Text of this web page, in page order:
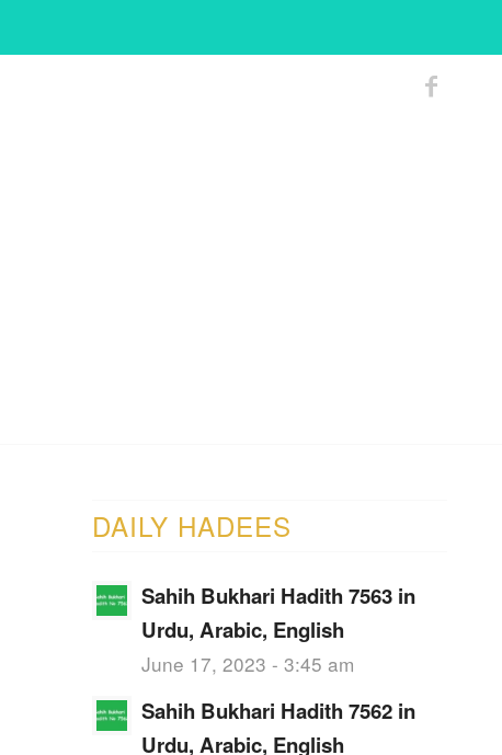
DAILY HADEES
Sahih Bukhari Hadith 7563 in
Urdu, Arabic, English
June 17, 2023 - 3:45 am
Sahih Bukhari Hadith 7562 in
Urdu, Arabic, English